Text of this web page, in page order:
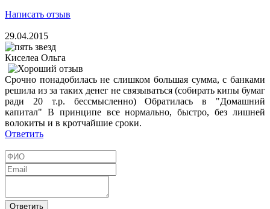
Написать отзыв
29.04.2015
Киселеа Ольга
Срочно понадобилась не слишком большая сумма, с банками
решила из за таких денег не связываться (собирать кипы бумаг
ради 20 т.р. бессмысленно) Обратилась в "Домашний
капитал" В принципе все нормально, быстро, без лишней
волокиты и в кротчайшие сроки.
Ответить